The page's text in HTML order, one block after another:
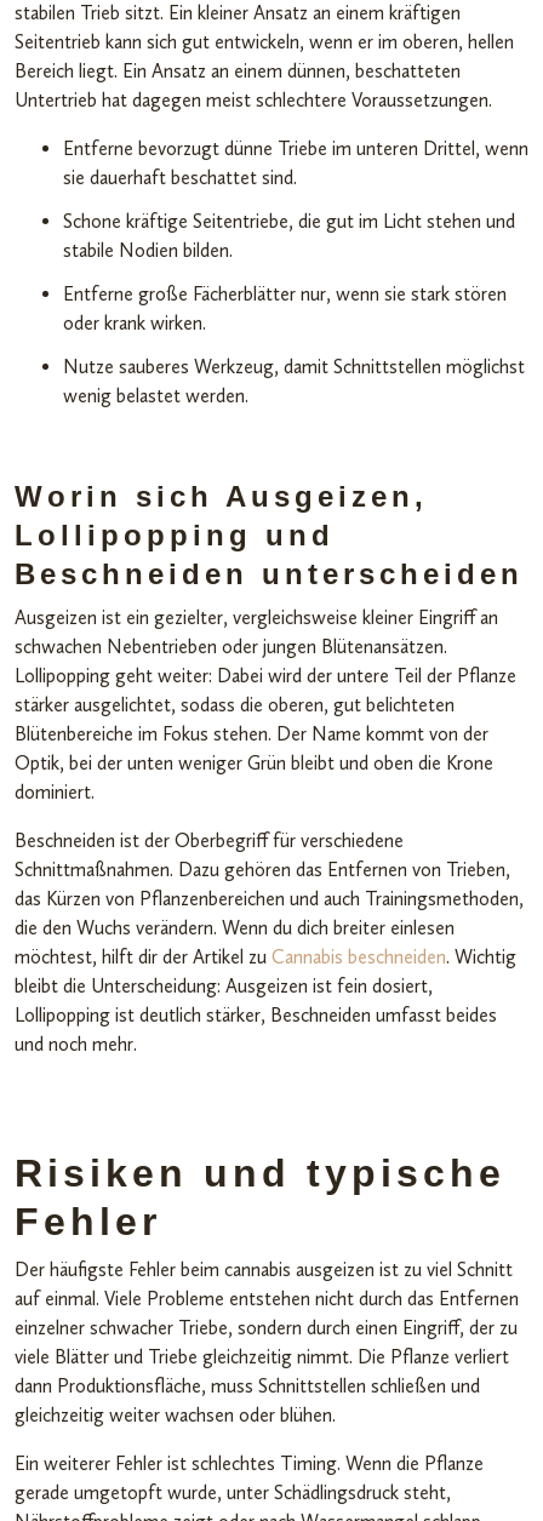
stabilen Trieb sitzt. Ein kleiner Ansatz an einem kräftigen
Seitentrieb kann sich gut entwickeln, wenn er im oberen, hellen
Bereich liegt. Ein Ansatz an einem dünnen, beschatteten
Untertrieb hat dagegen meist schlechtere Voraussetzungen.
Entferne bevorzugt dünne Triebe im unteren Drittel, wenn
sie dauerhaft beschattet sind.
Schone kräftige Seitentriebe, die gut im Licht stehen und
stabile Nodien bilden.
Entferne große Fächerblätter nur, wenn sie stark stören
oder krank wirken.
Nutze sauberes Werkzeug, damit Schnittstellen möglichst
wenig belastet werden.
Worin sich Ausgeizen,
Lollipopping und
Beschneiden unterscheiden
Ausgeizen ist ein gezielter, vergleichsweise kleiner Eingriff an
schwachen Nebentrieben oder jungen Blütenansätzen.
Lollipopping geht weiter: Dabei wird der untere Teil der Pflanze
stärker ausgelichtet, sodass die oberen, gut belichteten
Blütenbereiche im Fokus stehen. Der Name kommt von der
Optik, bei der unten weniger Grün bleibt und oben die Krone
dominiert.
Beschneiden ist der Oberbegriff für verschiedene
Schnittmaßnahmen. Dazu gehören das Entfernen von Trieben,
das Kürzen von Pflanzenbereichen und auch Trainingsmethoden,
die den Wuchs verändern. Wenn du dich breiter einlesen
möchtest, hilft dir der Artikel zu Cannabis beschneiden. Wichtig
bleibt die Unterscheidung: Ausgeizen ist fein dosiert,
Lollipopping ist deutlich stärker, Beschneiden umfasst beides
und noch mehr.
Risiken und typische
Fehler
Der häufigste Fehler beim cannabis ausgeizen ist zu viel Schnitt
auf einmal. Viele Probleme entstehen nicht durch das Entfernen
einzelner schwacher Triebe, sondern durch einen Eingriff, der zu
viele Blätter und Triebe gleichzeitig nimmt. Die Pflanze verliert
dann Produktionsfläche, muss Schnittstellen schließen und
gleichzeitig weiter wachsen oder blühen.
Ein weiterer Fehler ist schlechtes Timing. Wenn die Pflanze
gerade umgetopft wurde, unter Schädlingsdruck steht,